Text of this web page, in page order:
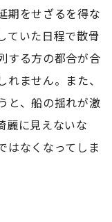
期をせざるを得な
ていた日程で散骨
する方の都合が合
ません。また、
と、船の揺れが激
麗に見えないな
はなくなってしま